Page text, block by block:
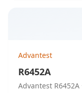
Advantest
R6452A
Advantest R6452A